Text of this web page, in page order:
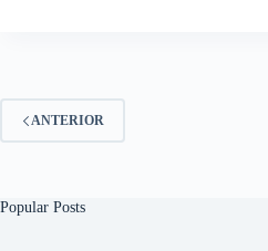
ANTERIOR
Popular Posts